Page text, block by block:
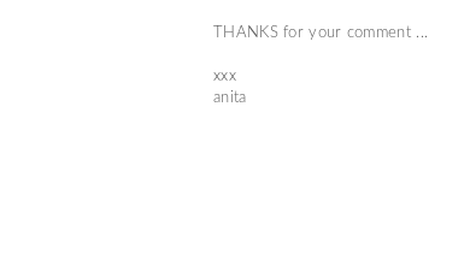
THANKS for your comment ...
xxx
anita